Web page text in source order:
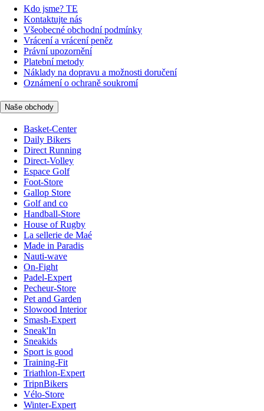
Kdo jsme? TE
Kontaktujte nás
Všeobecné obchodní podmínky
Vrácení a vrácení peněz
Právní upozornění
Platební metody
Náklady na dopravu a možnosti doručení
Oznámení o ochraně soukromí
Naše obchody
Basket-Center
Daily Bikers
Direct Running
Direct-Volley
Espace Golf
Foot-Store
Gallop Store
Golf and co
Handball-Store
House of Rugby
La sellerie de Maé
Made in Paradis
Nauti-wave
On-Fight
Padel-Expert
Pecheur-Store
Pet and Garden
Slowood Interior
Smash-Expert
Sneak'In
Sneakids
Sport is good
Training-Fit
Triathlon-Expert
TripnBikers
Vélo-Store
Winter-Expert